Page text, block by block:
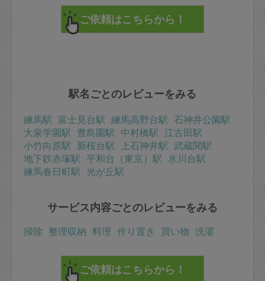
駅名ごとのレビューをみる
練馬駅 富士見台駅 練馬高野台駅 石神井公園駅
大泉学園駅 豊島園駅 中村橋駅 江古田駅
小竹向原駅 新桜台駅 上石神井駅 武蔵関駅
地下鉄赤塚駅 平和台（東京）駅 氷川台駅
練馬春日町駅 光が丘駅
サービス内容ごとのレビューをみる
掃除 整理収納 料理 作り置き 買い物 洗濯